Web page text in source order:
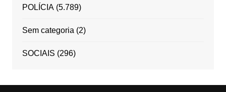
POLÍCIA(5.789)
Sem categoria (2)
SOCIAIS (296)